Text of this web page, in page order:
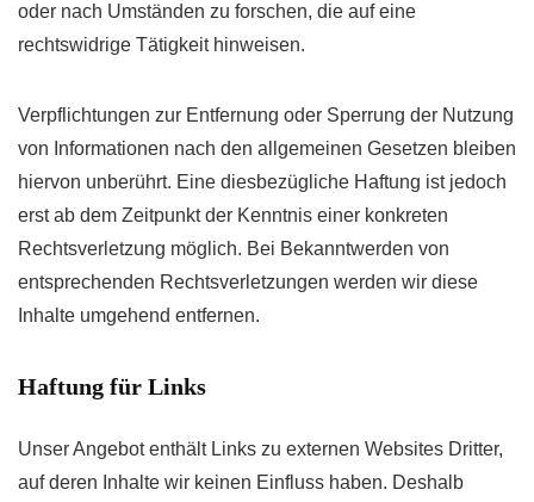
oder nach Umständen zu forschen, die auf eine
rechtswidrige Tätigkeit hinweisen.
Verpflichtungen zur Entfernung oder Sperrung der Nutzung
von Informationen nach den allgemeinen Gesetzen bleiben
hiervon unberührt. Eine diesbezügliche Haftung ist jedoch
erst ab dem Zeitpunkt der Kenntnis einer konkreten
Rechtsverletzung möglich. Bei Bekanntwerden von
entsprechenden Rechtsverletzungen werden wir diese
Inhalte umgehend entfernen.
Haftung für Links
Unser Angebot enthält Links zu externen Websites Dritter,
auf deren Inhalte wir keinen Einfluss haben. Deshalb